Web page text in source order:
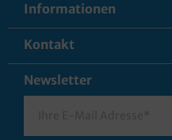
Informationen
Kontakt
Newsletter